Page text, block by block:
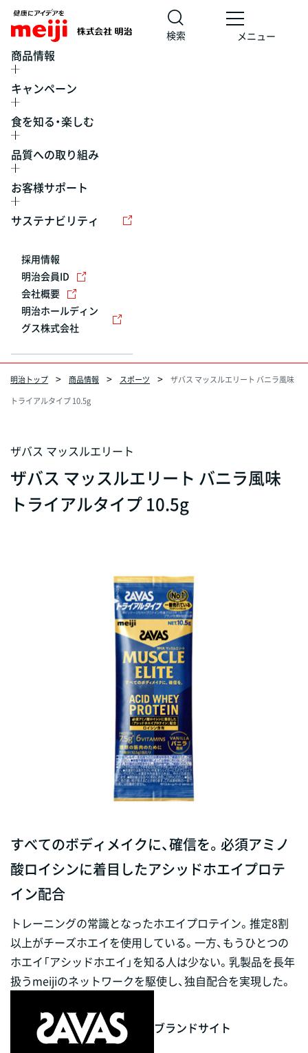
検索 メニュー
商品情報
キャンペーン
食を知る・楽しむ
品質への取り組み
お客様サポート
サステナビリティ
採用情報
明治会員ID
会社概要
明治ホールディン
グス株式会社
明治トップ 商品情報 スポーツ
ザバス マッスルエリート バニラ風味
トライアルタイプ 10.5g
ザバス マッスルエリート
ザバス マッスルエリート バニラ風味
トライアルタイプ 10.5g
すべてのボディメイクに、確信を。必須アミノ
酸ロイシンに着目したアシッドホエイプロテ
イン配合
トレーニングの常識となったホエイプロテイン。推定8割
以上がチーズホエイを使用している。一方、もうひとつの
ホエイ「アシッドホエイ」を知る人は少ない。乳製品を長年
扱うmeijiのネットワークを駆使し、独自配合を実現した。
ブランドサイト